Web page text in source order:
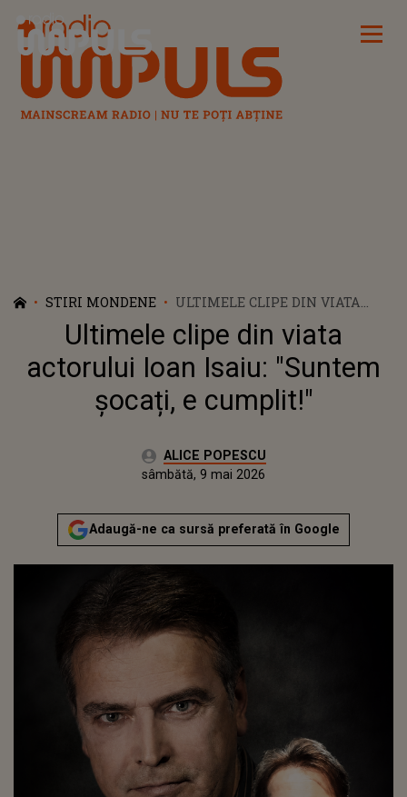
Radio Impuls
STIRI MONDENE
ULTIMELE CLIPE DIN VIATA
ACTORULUI IOAN ISAIU:
"SUNTEM ȘOCAȚI, E CUMPLIT!"
Ultimele clipe din viata
actorului Ioan Isaiu: "Suntem
șocați, e cumplit!"
Autor:ALICE POPESCU
Actualizat:
sâmbătă, 9 mai 2026
Adaugă-ne ca sursă preferată în Google